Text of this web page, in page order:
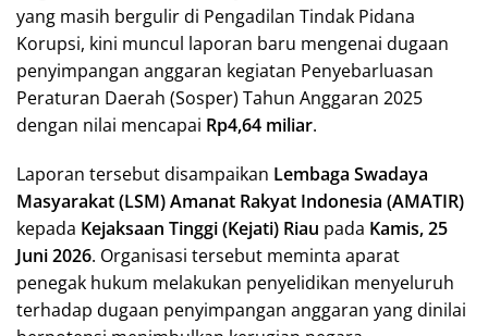
yang masih bergulir di Pengadilan Tindak Pidana
Korupsi, kini muncul laporan baru mengenai dugaan
penyimpangan anggaran kegiatan Penyebarluasan
Peraturan Daerah (Sosper) Tahun Anggaran 2025
dengan nilai mencapai Rp4,64 miliar.
Laporan tersebut disampaikan Lembaga Swadaya
Masyarakat (LSM) Amanat Rakyat Indonesia (AMATIR)
kepada Kejaksaan Tinggi (Kejati) Riau pada Kamis, 25
Juni 2026. Organisasi tersebut meminta aparat
penegak hukum melakukan penyelidikan menyeluruh
terhadap dugaan penyimpangan anggaran yang dinilai